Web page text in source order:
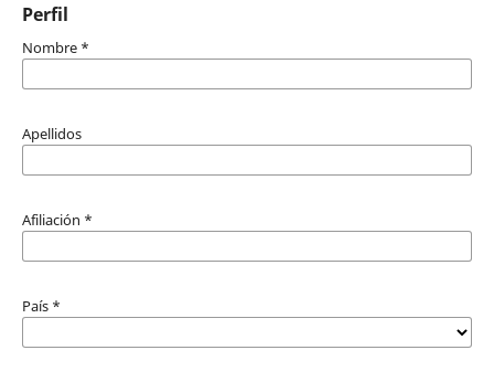
Perfil
Nombre *
Apellidos
Afiliación *
País *